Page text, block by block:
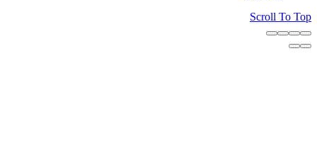
Scroll To Top